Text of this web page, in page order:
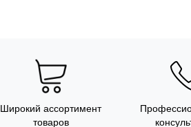
Широкий ассортимент
товаров